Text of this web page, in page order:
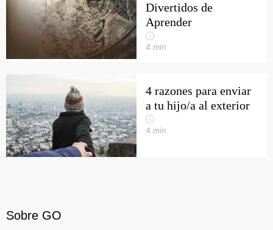
Divertidos de
Aprender
4 min
4 razones para enviar
a tu hijo/a al exterior
4 min
Sobre GO